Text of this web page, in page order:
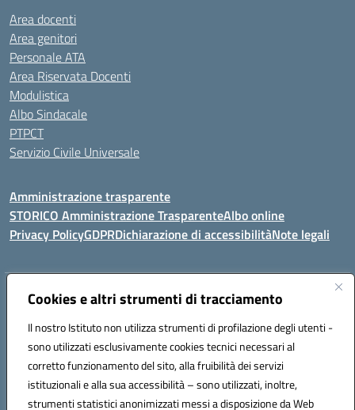
Cookies e altri strumenti di tracciamento
Il nostro Istituto non utilizza strumenti di profilazione degli utenti -
sono utilizzati esclusivamente cookies tecnici necessari al
corretto funzionamento del sito, alla fruibilità dei servizi
istituzionali e alla sua accessibilità – sono utilizzati, inoltre,
strumenti statistici anonimizzati messi a disposizione da Web
Area docenti
Area genitori
Personale ATA
Area Riservata Docenti
Modulistica
Albo Sindacale
PTPCT
Servizio Civile Universale
Amministrazione trasparente
STORICO Amministrazione TrasparenteAlbo online
Privacy PolicyGDPRDichiarazione di accessibilitàNote legali
Indirizzo:Piazza S. G. Bosco, 1 95014 Giarre (CT)
Posta elettronica certificata (PEC):ctic8az00a@pec.istruzione.it
Codice fiscale: 92001680872
Codice meccanografico: CTIC8AZ00A